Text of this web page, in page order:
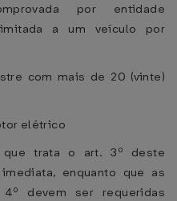
por entidade
a um veículo por
com mais de 20 (vinte)
elétrico
trata o art. 3º deste
enquanto que as
devem ser requeridas